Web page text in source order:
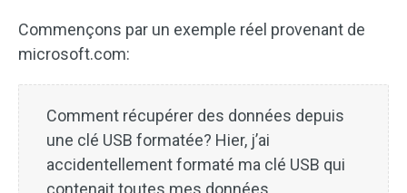
Commençons par un exemple réel provenant de
microsoft.com:
Comment récupérer des données depuis
une clé USB formatée? Hier, j’ai
accidentellement formaté ma clé USB qui
contenait toutes mes données